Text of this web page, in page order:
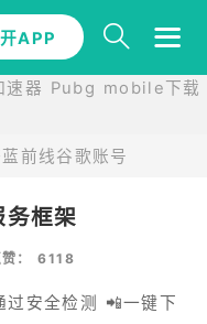
APP
速器 Pubg mobile下载
前线谷歌账号
框架
赞： 6118
过安全检测 📲一键下